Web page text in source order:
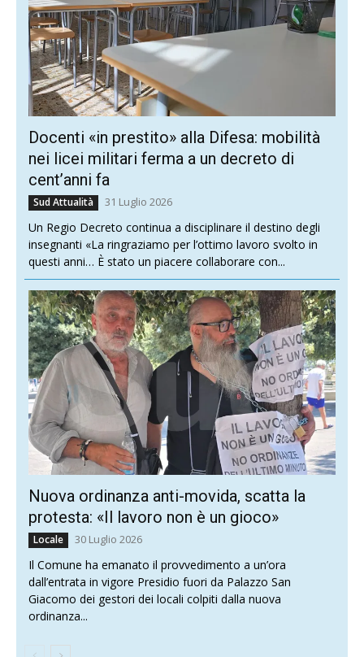
Docenti «in prestito» alla Difesa: mobilità
nei licei militari ferma a un decreto di
cent’anni fa
Sud Attualità 31 Luglio 2026
Un Regio Decreto continua a disciplinare il destino degli
insegnanti «La ringraziamo per l’ottimo lavoro svolto in
questi anni… È stato un piacere collaborare con...
Nuova ordinanza anti-movida, scatta la
protesta: «Il lavoro non è un gioco»
Locale 30 Luglio 2026
Il Comune ha emanato il provvedimento a un’ora
dall’entrata in vigore Presidio fuori da Palazzo San
Giacomo dei gestori dei locali colpiti dalla nuova
ordinanza...